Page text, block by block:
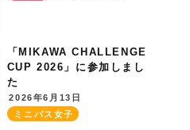
「MIKAWA CHALLENGE
CUP 2026」に参加しまし
た
2026年6月13日
ミニバス女子